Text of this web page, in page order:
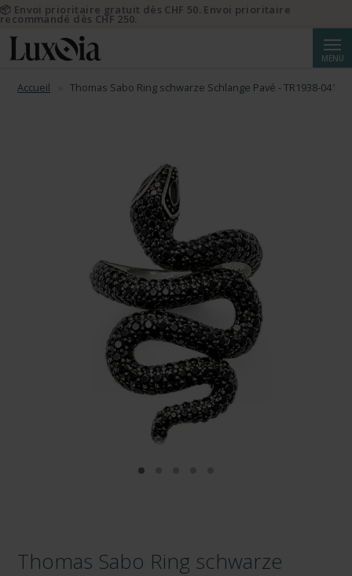
MENU
Accueil Thomas Sabo Ring schwarze Schlange Pavé - TR1938-041-11
Thomas Sabo Ring schwarze
📦 Envoi prioritaire gratuit dès CHF 50. Envoi prioritaire
recommandé dès CHF 250.